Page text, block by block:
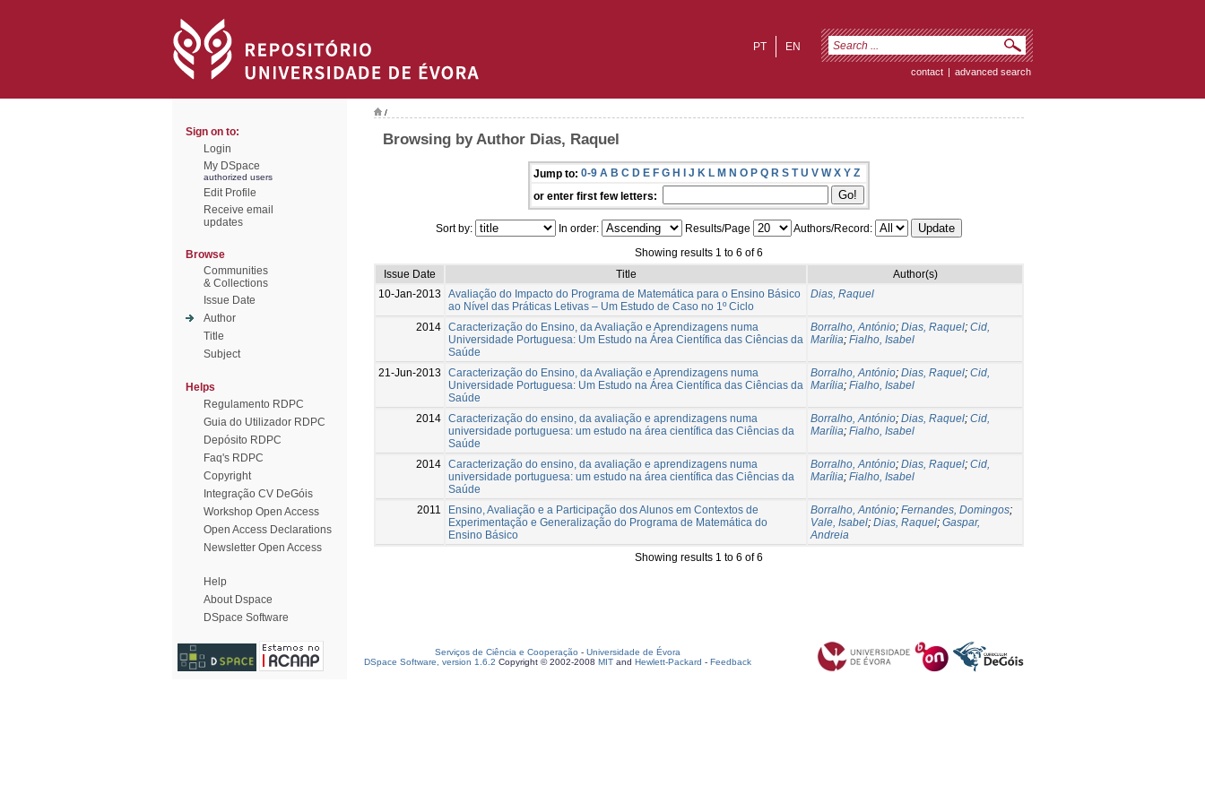
EN
PT
contact | advanced search
Sign on to:
Login
My DSpace
authorized users
Edit Profile
Receive email
updates
Browse
Communities
& Collections
Issue Date
Author
Title
Subject
Helps
Regulamento RDPC
Guia do Utilizador RDPC
Depósito RDPC
Faq's RDPC
Copyright
Integração CV DeGóis
Workshop Open Access
Open Access Declarations
Newsletter Open Access
Help
About Dspace
DSpace Software
/
Browsing by Author Dias, Raquel
Jump to: 0-9 A B C D E F G H I J K L M N O P Q R S T U V W X Y Z
or enter first few letters:
Sort by: In order: Results/Page
Authors/Record:
Showing results 1 to 6 of 6
Issue Date
Title
Author(s)
10-Jan-2013
Avaliação do Impacto do Programa de Matemática para o Ensino Básico
ao Nível das Práticas Letivas – Um Estudo de Caso no 1º Ciclo
Dias, Raquel
2014 Caracterização do Ensino, da Avaliação e Aprendizagens numa
Universidade Portuguesa: Um Estudo na Área Científica das Ciências da
Saúde
Borralho, António; Dias, Raquel; Cid,
Marília; Fialho, Isabel
21-Jun-2013
Caracterização do Ensino, da Avaliação e Aprendizagens numa
Universidade Portuguesa: Um Estudo na Área Científica das Ciências da
Saúde
Borralho, António; Dias, Raquel; Cid,
Marília; Fialho, Isabel
2014 Caracterização do ensino, da avaliação e aprendizagens numa
universidade portuguesa: um estudo na área científica das Ciências da
Saúde
Borralho, António; Dias, Raquel; Cid,
Marília; Fialho, Isabel
2014 Caracterização do ensino, da avaliação e aprendizagens numa
universidade portuguesa: um estudo na área científica das Ciências da
Saúde
Borralho, António; Dias, Raquel; Cid,
Marília; Fialho, Isabel
2011
Ensino, Avaliação e a Participação dos Alunos em Contextos de
Experimentação e Generalização do Programa de Matemática do
Ensino Básico
Borralho, António; Fernandes, Domingos;
Vale, Isabel; Dias, Raquel; Gaspar,
Andreia
Showing results 1 to 6 of 6
Serviços de Ciência e Cooperação - Universidade de Évora
DSpace Software, version 1.6.2 Copyright © 2002-2008 MIT and Hewlett-Packard - Feedback